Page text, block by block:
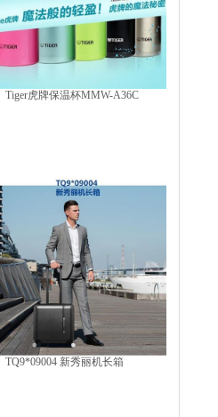
Tiger虎牌保温杯MMW-A36C
TQ9*09004 新秀丽机长箱